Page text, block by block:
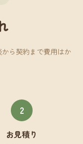
ら契約まで費用はか
2
お見積り